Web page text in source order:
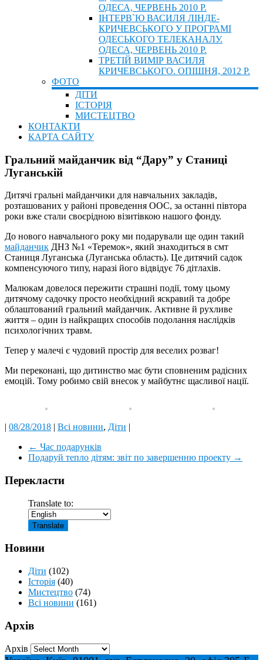
ОДЕСА, ЧЕРВЕНЬ 2010 Р.
ІНТЕРВ`Ю ВАСИЛЯ ЛІНДЕ-
КРИЧЕВСЬКОГО У ПРОГРАМІ
ОДЕСЬКОГО ТЕЛЕКАНАЛУ.
ОДЕСА, ЧЕРВЕНЬ 2010 Р.
ТРЕТІЙ ВИМІР ВАСИЛЯ
КРИЧЕВСЬКОГО. ОПІШНЯ, 2012 Р.
ФОТО
ДІТИ
ІСТОРІЯ
МИСТЕЦТВО
КОНТАКТИ
КАРТА САЙТУ
Гральний майданчик від “Дару” у Станиці
Луганській
Дитячі гральні майданчики для навчальних закладів,
розташованих у районі проведення ООС, за останні півтора
роки вже стали своєрідною візитівкою нашого фонду.
До нового навчального року ми подарували ще один такий
майданчик ДНЗ №1 «Теремок», який знаходиться в смт
Станиця Луганська (Луганська область). Це дитячий садок
компенсуючого типу, наразі його відвідує 76 дітлахів.
Малюкам довелося пережити страшні події, тому цьому
дитячому садочку просто необхідний яскравий та добре
облаштований гральний майданчик. Активне й рухливе
життя – один із найкращих способів подолання наслідків
психологічних травм.
Тепер у малечі є чудовий простір для веселих розваг!
Ми переконані, що дитинство має бути сповненим радісних
емоцій. Тому робимо свій внесок у майбутнє щасливої нації.
| 08/28/2018 | Всі новини, Діти |
← Час подарунків
Подаруй тепло дітям: звіт по завершенню проекту →
Перекласти
Translate to:
Новини
Діти (102)
Історія (40)
Мистецтво (74)
Всі новини (161)
Архів
Архів